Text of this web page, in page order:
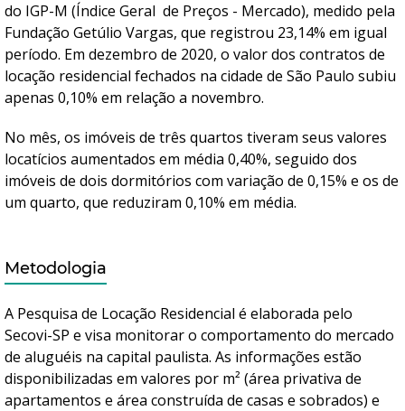
do IGP-M (Índice Geral de Preços - Mercado), medido pela
Fundação Getúlio Vargas, que registrou 23,14% em igual
período. Em dezembro de 2020, o valor dos contratos de
locação residencial fechados na cidade de São Paulo subiu
apenas 0,10% em relação a novembro.
No mês, os imóveis de três quartos tiveram seus valores
locatícios aumentados em média 0,40%, seguido dos
imóveis de dois dormitórios com variação de 0,15% e os de
um quarto, que reduziram 0,10% em média.
Metodologia
A Pesquisa de Locação Residencial é elaborada pelo
Secovi-SP e visa monitorar o comportamento do mercado
de aluguéis na capital paulista. As informações estão
disponibilizadas em valores por m² (área privativa de
apartamentos e área construída de casas e sobrados) e